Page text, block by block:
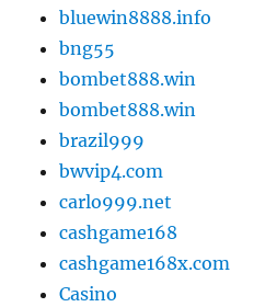
bluewin8888.info
bng55
bombet888.win
bombet888.win
brazil999
bwvip4.com
carlo999.net
cashgame168
cashgame168x.com
Casino